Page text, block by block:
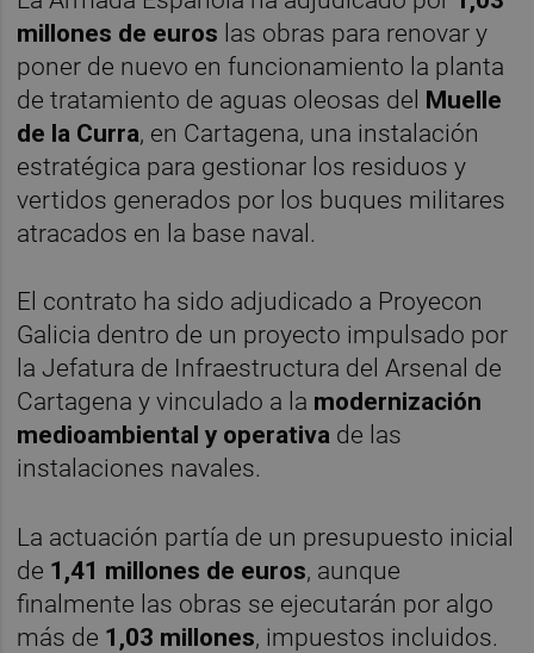
millones de euros las obras para renovar y
poner de nuevo en funcionamiento la planta
de tratamiento de aguas oleosas del Muelle
de la Curra, en Cartagena, una instalación
estratégica para gestionar los residuos y
vertidos generados por los buques militares
atracados en la base naval.
El contrato ha sido adjudicado a Proyecon
Galicia dentro de un proyecto impulsado por
la Jefatura de Infraestructura del Arsenal de
Cartagena y vinculado a la modernización
medioambiental y operativa de las
instalaciones navales.
La actuación partía de un presupuesto inicial
de 1,41 millones de euros, aunque
finalmente las obras se ejecutarán por algo
más de 1,03 millones, impuestos incluidos.